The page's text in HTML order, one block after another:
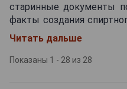
старинные документы
факты создания
датированные 1890-ми
Испания является
потреблением
направление whiskey
Читать дальше
Показаны 1 - 28 из 28